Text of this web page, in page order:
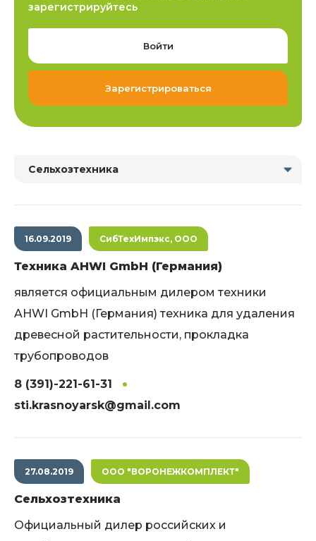
зарегистрируйтесь
Войти
Зарегистрироваться
Сельхозтехника
16.09.2019 СибТехИмпэкс, ООО
Техника AHWI GmbH (Германия)
является официальным дилером техники
AHWI GmbH (Германия) техника для удаления
древесной растительности, прокладка
трубопроводов
8 (391)-221-61-31
sti.krasnoyarsk@gmail.com
27.08.2019 ООО "ВОРОНЕЖКОМПЛЕКТ"
Сельхозтехника
Официальный дилер российских и